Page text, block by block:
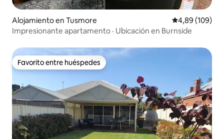
Alojamiento en Tusmore Calificación
4,89 (109)
Impresionante apartamento · Ubicación en Burnside
Favorito entre huéspedes
Favorito entre huéspedes